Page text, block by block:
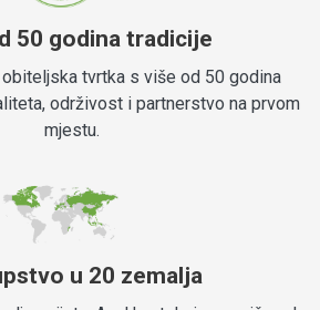
50 godina tradicije
tvrtka s više od 50 godina
održivost i partnerstvo na prvom
mjestu.
u 20 zemalja